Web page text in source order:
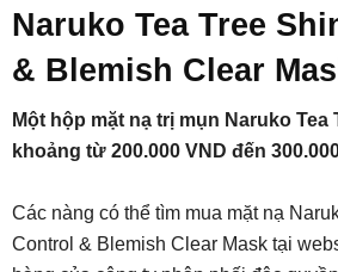
Naruko Tea Tree
& Blemish Clear
Một hộp mặt nạ trị mụn Naruko Tea
khoảng từ 200.000 VND đến
Các nàng có thể tìm mua mặt nạ
Control & Blemish Clear Mask tại